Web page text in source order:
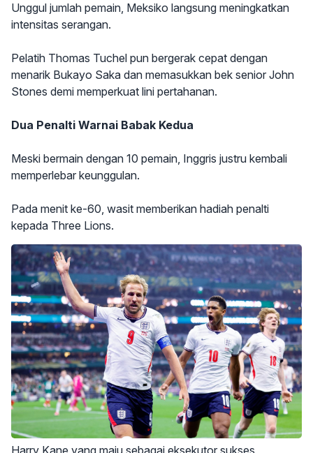
Unggul jumlah pemain, Meksiko langsung meningkatkan
intensitas serangan.
Pelatih Thomas Tuchel pun bergerak cepat dengan
menarik Bukayo Saka dan memasukkan bek senior John
Stones demi memperkuat lini pertahanan.
Dua Penalti Warnai Babak Kedua
Meski bermain dengan 10 pemain, Inggris justru kembali
memperlebar keunggulan.
Pada menit ke-60, wasit memberikan hadiah penalti
kepada Three Lions.